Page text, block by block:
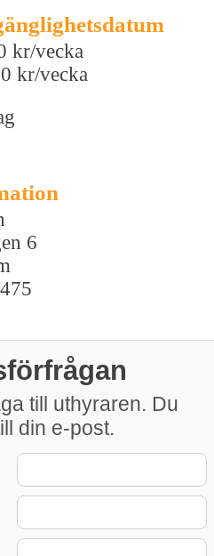
kr/vecka
kr/vecka
6
till uthyraren. Du
din e-post.